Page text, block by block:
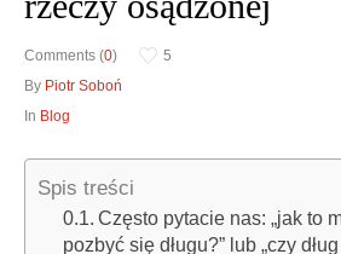
Comments (0)
5
By Piotr Soboń
In Blog
Spis treści
Często pytacie nas: „jak to
pozbyć się długu?” lub „czy